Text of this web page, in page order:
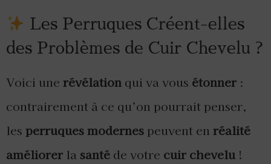
Les Perruques Créent-elles
des Problèmes de Cuir Chevelu ?
Voici une révélation qui va vous étonner :
contrairement à ce qu’on pourrait penser,
les perruques modernes peuvent en réalité
améliorer la santé de votre cuir chevelu !